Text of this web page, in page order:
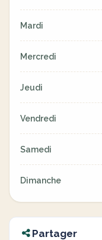
Mardi
Mercredi
Jeudi
Vendredi
Samedi
Dimanche
Partager